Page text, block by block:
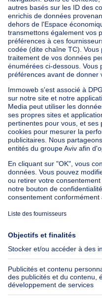
souhaitée si cela est
Nos maisons
Maison à vendre France
Maison à vendre Italie
Maison à
Nos biens pas chèrs
Nos biens à
Appartement à
Maison à
Appartement à
Maison à
Appartement à louer
À propos
Immoweb
Presse
Emplois
Groupe Axel Springer
SeLoger.com
Immowelt.de